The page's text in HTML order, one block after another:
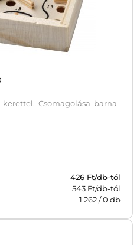
Csomagolása barna
426 Ft/db-tól
543 Ft/db-tól
1 262/0 db